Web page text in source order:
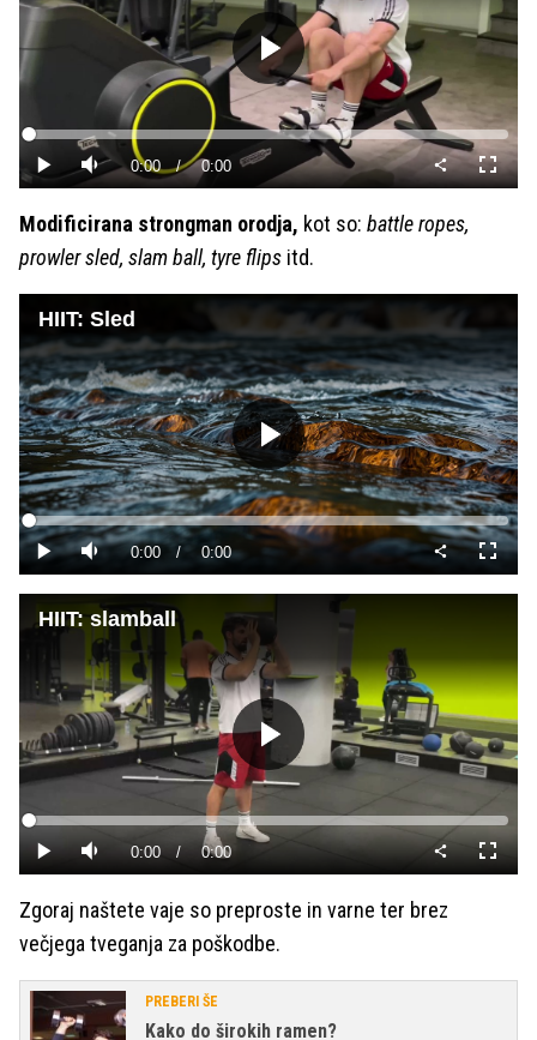
Predvajaj
Predvajaj
Tiho Current
Time
0:00 / Duration
0:00
Loaded:
0%
način
Modificirana strongman orodja, kot so: battle ropes,
prowler sled, slam ball, tyre flips itd.
HIIT: Sled
Predvajaj
PredvajajTiho Current
Time
0:00 / Duration
0:00
Loaded:
0%
način
HIIT: slamball
Predvajaj
PredvajajTiho Current
Time
0:00 / Duration
0:00
Loaded:
0%
način
Zgoraj naštete vaje so preproste in varne ter brez
večjega tveganja za poškodbe.
PREBERI ŠE
Kako do širokih ramen?